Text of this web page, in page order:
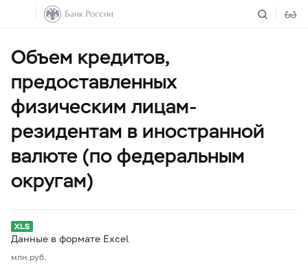
Объем кредитов,
предоставленных
физическим лицам-
резидентам в иностранной
валюте (по федеральным
округам)
Данные в формате Excel
млн.руб.